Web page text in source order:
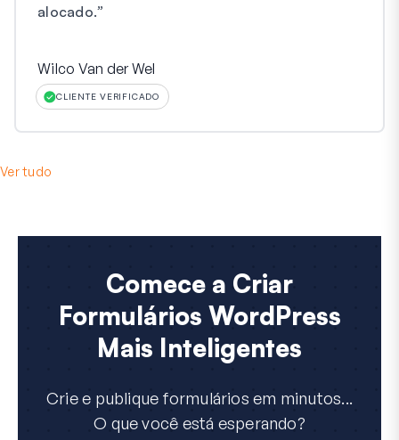
alocado.”
Wilco Van der Wel
CLIENTE VERIFICADO
Ver tudo
Comece a Criar
Formulários WordPress
Mais Inteligentes
Crie e publique formulários em minutos...
O que você está esperando?